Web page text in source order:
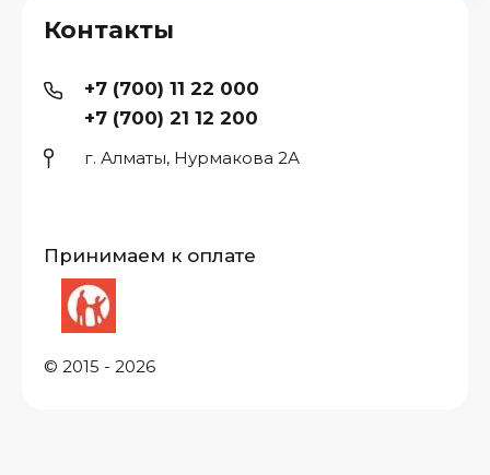
© 2015 - 2026
Контакты
+7 (700) 11 22 000
+7 (700) 21 12 200
г. Алматы, Нурмакова 2А
Принимаем к оплате